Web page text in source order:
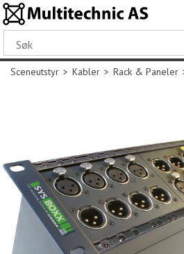
Sceneutstyr>Kabler>Rack & Paneler